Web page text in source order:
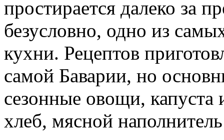
простирается далеко за
безусловно, одно из
кухни. Рецептов
самой Баварии, но
сезонные овощи, капуста
хлеб, мясной